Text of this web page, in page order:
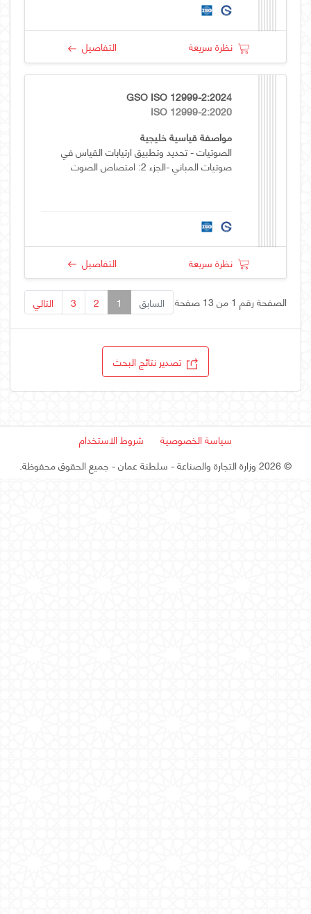
نظرة سريعة التفاصيل
GSO ISO 12999-2:2024
ISO 12999-2:2020
مواصفة قياسية خليجية
الصوتيات - تحديد وتطبيق ارتيابات القياس في
صوتيات المباني -الجزء 2: امتصاص الصوت
نظرة سريعة التفاصيل
الصفحة رقم 1 من 13 صفحة السابق 1
2
3 التالي
تصدير نتائج البحث
سياسة الخصوصية
شروط الاستخدام
©2026 وزارة التجارة والصناعة - سلطنة عمان - جميع الحقوق محفوظة.